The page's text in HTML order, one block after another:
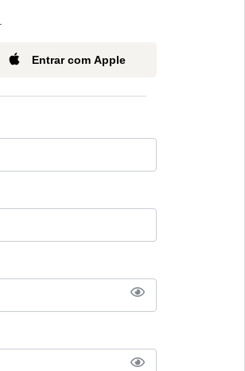
Entrar com Apple